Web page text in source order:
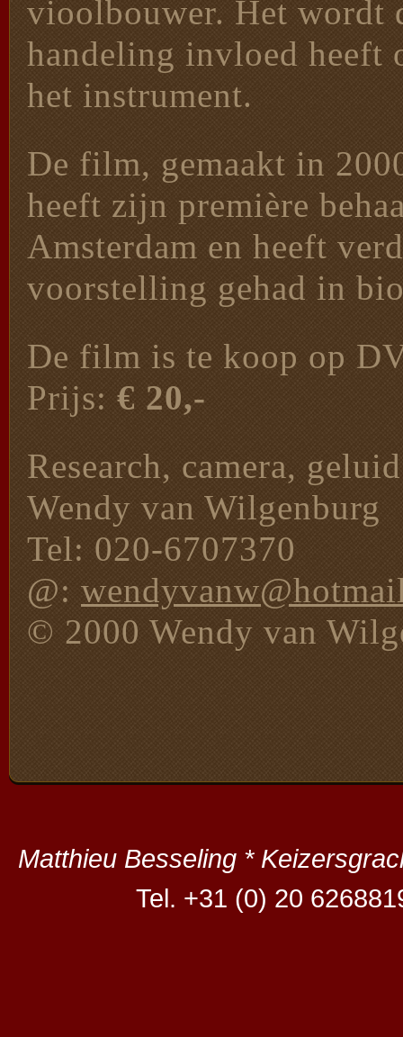
vioolbouwer. Het wordt
handeling invloed heeft
het instrument.
De film, gemaakt in
heeft zijn première
Amsterdam en heeft
voorstelling gehad in
De film is te koop op
Prijs: € 20,-
Research, camera,
Wendy van Wilgenburg
Tel: 020-6707370
@:
© 2000 Wendy van
Matthieu Besseling *
Tel. +31 (0) 20